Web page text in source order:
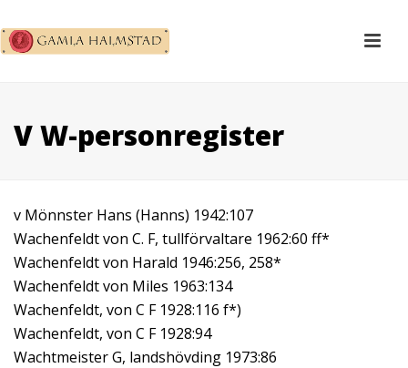
V W-personregister
v Mönnster Hans (Hanns) 1942:107
Wachenfeldt von C. F, tullförvaltare 1962:60 ff*
Wachenfeldt von Harald 1946:256, 258*
Wachenfeldt von Miles 1963:134
Wachenfeldt, von C F 1928:116 f*)
Wachenfeldt, von C F 1928:94
Wachtmeister G, landshövding 1973:86